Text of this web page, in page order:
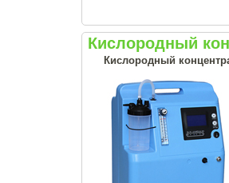
Кислородный
Кислородный